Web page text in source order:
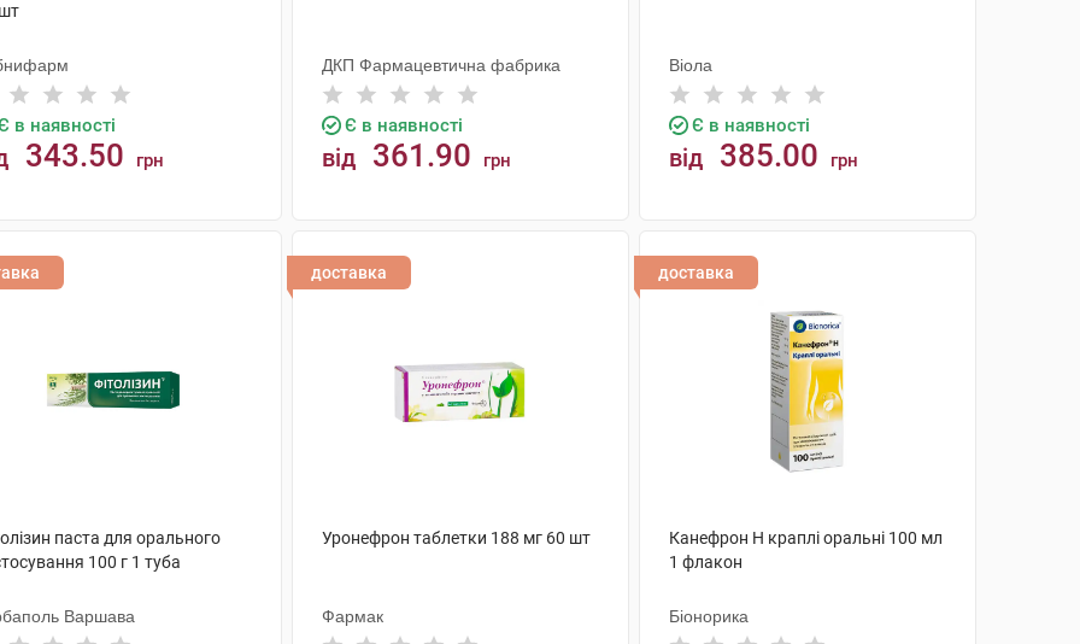
в наявності
343.50 грн
ДКП Фармацевтична фабрика
Є в наявності
від 361.90 грн
Віола
Є в наявності
від 385.00 грн
паста для орального
100 г 1 туба
Варшава
доставка
Уронефрон таблетки 188 мг 60 шт
Фармак
доставка
Канефрон H краплі оральні 100 мл
1 флакон
Біонорика